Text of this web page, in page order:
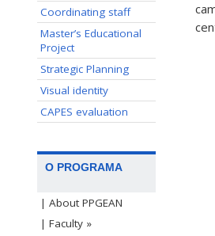
Coordinating staff
Master’s Educational
Project
Strategic Planning
Visual identity
CAPES evaluation
O PROGRAMA
| About PPGEAN
| Faculty »